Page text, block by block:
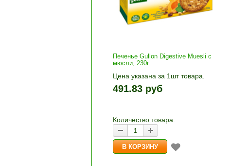
Печенье Gullon Digestive Muesli с
мюсли, 230г
Цена указана за 1шт товара.
1шт прибавляется кнопками «+»
и «-». Выберите нужное
491.83 руб
Количество товара: